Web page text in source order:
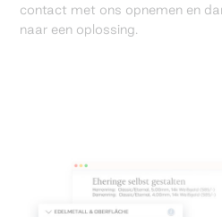
contact met ons opnemen en
naar een oplossing.